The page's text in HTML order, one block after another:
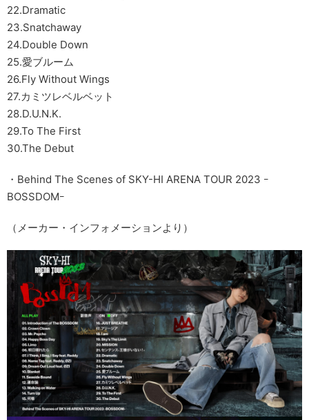
22.Dramatic
23.Snatchaway
24.Double Down
25.愛ブルーム
26.Fly Without Wings
27.カミツレベルベット
28.D.U.N.K.
29.To The First
30.The Debut
・Behind The Scenes of SKY-HI ARENA TOUR 2023 ｰ
BOSSDOMｰ
（メーカー・インフォメーションより）